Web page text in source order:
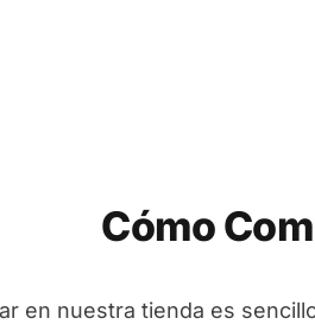
Cómo
en nuestra tienda es